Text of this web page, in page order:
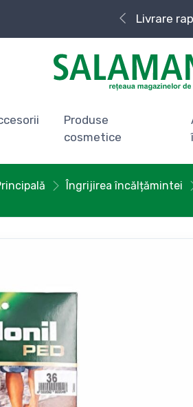
Livrare
Produse
cosmetice
Îngrijirea încălțămintei